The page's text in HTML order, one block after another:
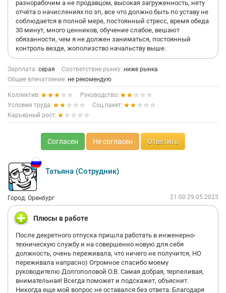
разнорабочим а не продавцом, высокая загруженность, нету
отчёта о начислениях по зп, все что должно быть по уставу не
соблюдается в полной мере, постоянный стресс, время обеда
30 минут, много ценников, обучение слабое, вешают
обязанности, чем я не должен заниматься, постоянный
контроль везде, жополизство начальству выше.
Зарплата: серая Соответствие рынку: ниже рынка
Общее впечатление: не рекомендую
Коллектив:
Руководство:
Условия труда:
Соц.пакет:
Карьерный рост:
Согласен Не согласен Ответить
Татьяна (Сотрудник)
Город: Оренбург 21:00 29.05.2023
Плюсы в работе
После декретного отпуска пришла работать в инженерно-
техническую службу и на совершенно новую для себя
должность, очень переживала, что ничего не получится, НО
переживала напрасно) Огромное спасибо моему
руководителю Долгополовой О.В. Самая добрая, терпеливая,
внимательная! Всегда поможет и подскажет, объяснит.
Никогда еще мой вопрос не оставался без ответа. Благодаря